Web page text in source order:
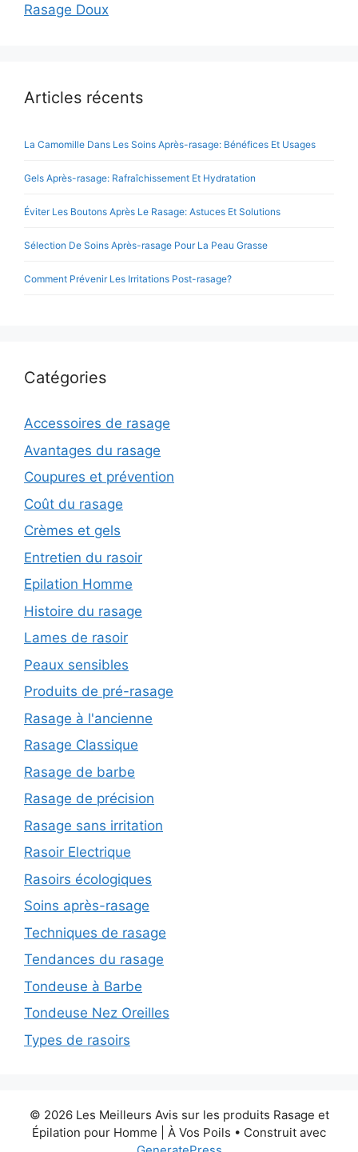
Rasage Doux
Articles récents
La Camomille Dans Les Soins Après-rasage: Bénéfices Et Usages
Gels Après-rasage: Rafraîchissement Et Hydratation
Éviter Les Boutons Après Le Rasage: Astuces Et Solutions
Sélection De Soins Après-rasage Pour La Peau Grasse
Comment Prévenir Les Irritations Post-rasage?
Catégories
Accessoires de rasage
Avantages du rasage
Coupures et prévention
Coût du rasage
Crèmes et gels
Entretien du rasoir
Epilation Homme
Histoire du rasage
Lames de rasoir
Peaux sensibles
Produits de pré-rasage
Rasage à l'ancienne
Rasage Classique
Rasage de barbe
Rasage de précision
Rasage sans irritation
Rasoir Electrique
Rasoirs écologiques
Soins après-rasage
Techniques de rasage
Tendances du rasage
Tondeuse à Barbe
Tondeuse Nez Oreilles
Types de rasoirs
© 2026 Les Meilleurs Avis sur les produits Rasage et
Épilation pour Homme | À Vos Poils • Construit avec